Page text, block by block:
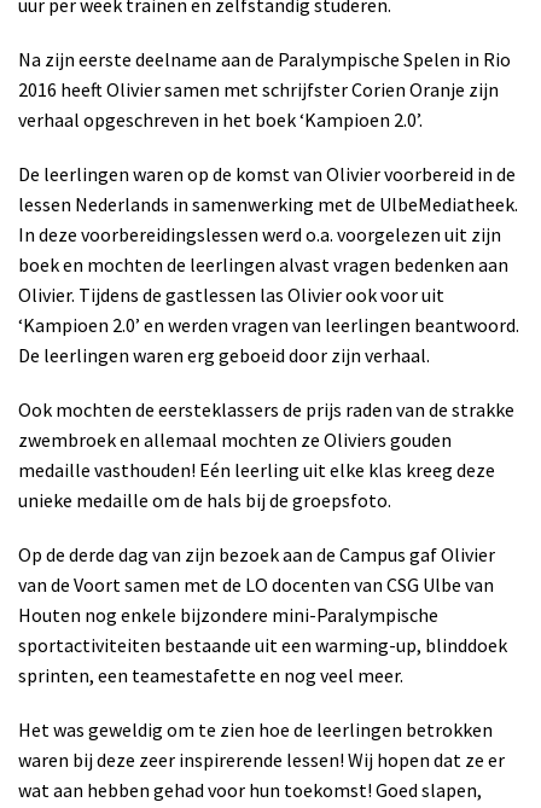
Na zijn eerste deelname aan de Paralympische Spelen in Rio
2016 heeft Olivier samen met schrijfster Corien Oranje zijn
verhaal opgeschreven in het boek ‘Kampioen 2.0’.
De leerlingen waren op de komst van Olivier voorbereid in de
lessen Nederlands in samenwerking met de UlbeMediatheek.
In deze voorbereidingslessen werd o.a. voorgelezen uit zijn
boek en mochten de leerlingen alvast vragen bedenken aan
Olivier. Tijdens de gastlessen las Olivier ook voor uit
‘Kampioen 2.0’ en werden vragen van leerlingen beantwoord.
De leerlingen waren erg geboeid door zijn verhaal.
Ook mochten de eersteklassers de prijs raden van de strakke
zwembroek en allemaal mochten ze Oliviers gouden
medaille vasthouden! Eén leerling uit elke klas kreeg deze
unieke medaille om de hals bij de groepsfoto.
Op de derde dag van zijn bezoek aan de Campus gaf Olivier
van de Voort samen met de LO docenten van CSG Ulbe van
Houten nog enkele bijzondere mini-Paralympische
sportactiviteiten bestaande uit een warming-up, blinddoek
sprinten, een teamestafette en nog veel meer.
Het was geweldig om te zien hoe de leerlingen betrokken
waren bij deze zeer inspirerende lessen! Wij hopen dat ze er
wat aan hebben gehad voor hun toekomst! Goed slapen,